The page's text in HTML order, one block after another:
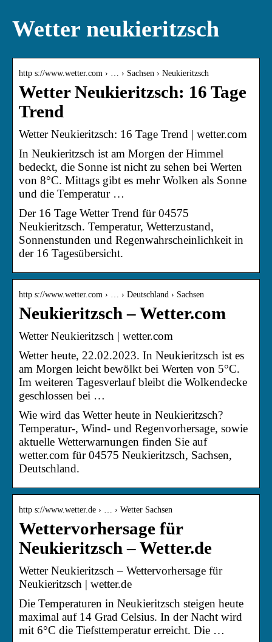
Wetter neukieritzsch
http s://www.wetter.com › … › Sachsen › Neukieritzsch
Wetter Neukieritzsch: 16 Tage
Trend
Wetter Neukieritzsch: 16 Tage Trend | wetter.com
In Neukieritzsch ist am Morgen der Himmel
bedeckt, die Sonne ist nicht zu sehen bei Werten
von 8°C. Mittags gibt es mehr Wolken als Sonne
und die Temperatur …
Der 16 Tage Wetter Trend für 04575
Neukieritzsch. Temperatur, Wetterzustand,
Sonnenstunden und Regenwahrscheinlichkeit in
der 16 Tagesübersicht.
http s://www.wetter.com › … › Deutschland › Sachsen
Neukieritzsch – Wetter.com
Wetter Neukieritzsch | wetter.com
Wetter heute, 22.02.2023. In Neukieritzsch ist es
am Morgen leicht bewölkt bei Werten von 5°C.
Im weiteren Tagesverlauf bleibt die Wolkendecke
geschlossen bei …
Wie wird das Wetter heute in Neukieritzsch?
Temperatur-, Wind- und Regenvorhersage, sowie
aktuelle Wetterwarnungen finden Sie auf
wetter.com für 04575 Neukieritzsch, Sachsen,
Deutschland.
http s://www.wetter.de › … › Wetter Sachsen
Wettervorhersage für
Neukieritzsch – Wetter.de
Wetter Neukieritzsch – Wettervorhersage für
Neukieritzsch | wetter.de
Die Temperaturen in Neukieritzsch steigen heute
maximal auf 14 Grad Celsius. In der Nacht wird
mit 6°C die Tiefsttemperatur erreicht. Die …